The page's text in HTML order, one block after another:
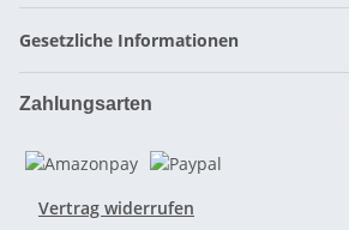
Gesetzliche Informationen
Zahlungsarten
Vertrag widerrufen